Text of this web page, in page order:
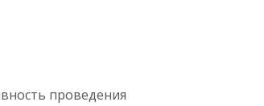
проведения